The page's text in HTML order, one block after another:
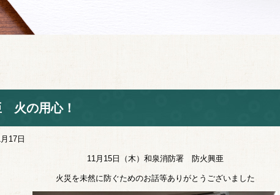
火の用心！
17日
11月15日（木）和泉消防署 防火興亜
火災を未然に防ぐためのお話等ありがとうございました